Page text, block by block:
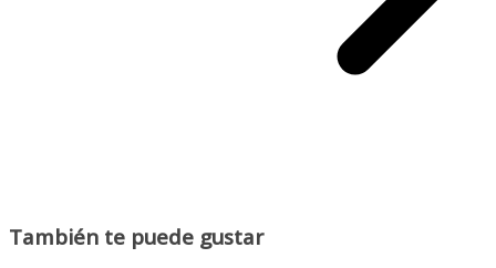
También te puede gustar